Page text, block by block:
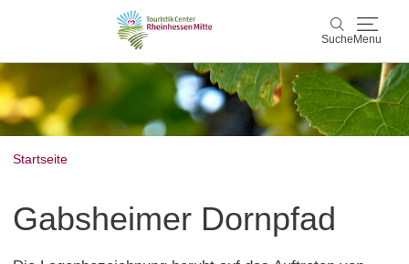
Suche Menu
Suche
Rheinhessen Mitte
Startseite
Gabsheimer Dornpfad